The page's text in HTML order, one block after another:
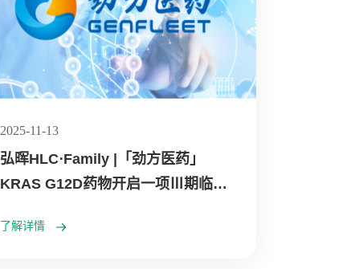
2025-11-13
弘晖HLC⋅Family |「劲方医药」
KRAS G12D药物开启一项Ⅲ期临床
了解详情